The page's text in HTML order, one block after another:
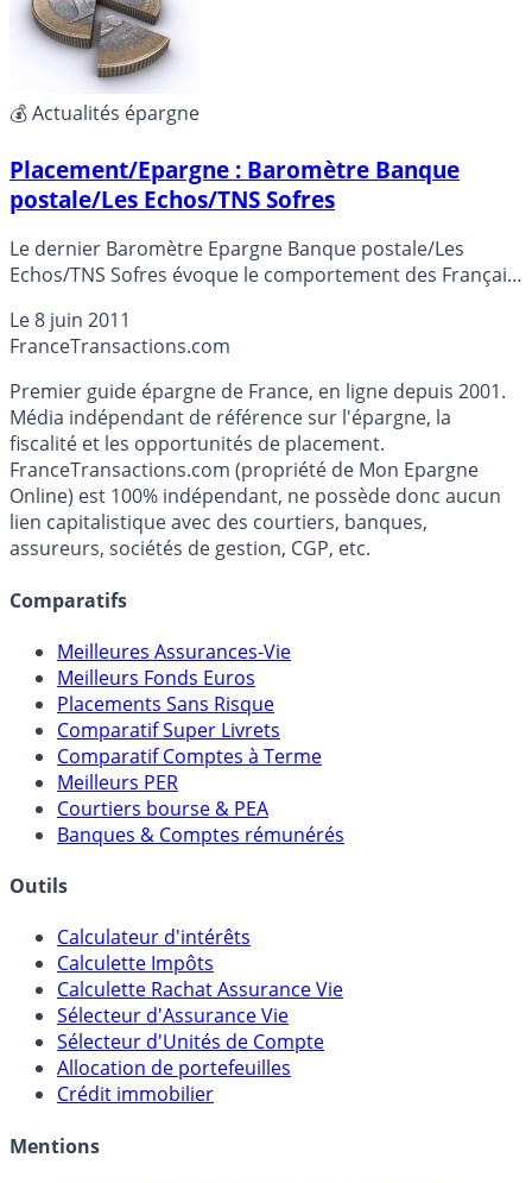
💰 Actualités épargne
Placement/Epargne : Baromètre Banque
postale/Les Echos/TNS Sofres
Le dernier Baromètre Epargne Banque postale/Les
Echos/TNS Sofres évoque le comportement des Français
Le8 juin 2011
FranceTransactions.com
Premier guide épargne de France, en ligne depuis 2001.
Média indépendant de référence sur l'épargne, la
fiscalité et les opportunités de placement.
FranceTransactions.com (propriété de Mon Epargne
Online) est 100% indépendant, ne possède donc aucun
lien capitalistique avec des courtiers, banques,
assureurs, sociétés de gestion, CGP, etc.
Comparatifs
Meilleures Assurances-Vie
Meilleurs Fonds Euros
Placements Sans Risque
Comparatif Super Livrets
Comparatif Comptes à Terme
Meilleurs PER
Courtiers bourse & PEA
Banques & Comptes rémunérés
Outils
Calculateur d'intérêts
Calculette Impôts
Calculette Rachat Assurance Vie
Sélecteur d'Assurance Vie
Sélecteur d'Unités de Compte
Allocation de portefeuilles
Crédit immobilier
Mentions